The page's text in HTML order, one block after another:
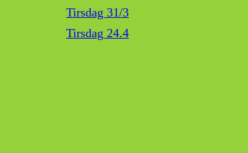
Tirsdag 31/3
Tirsdag 24.4